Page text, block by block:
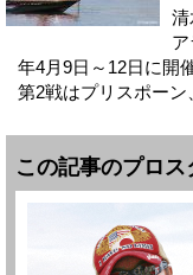
清
年4月9日～12日に開
第2戦はプリスポーン
この記事のプロス